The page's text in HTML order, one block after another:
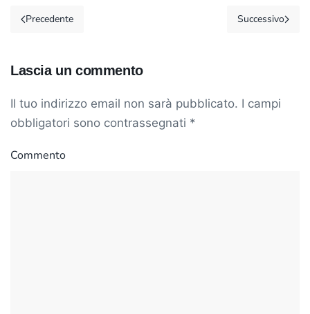
Precedente Successivo
Lascia un commento
Il tuo indirizzo email non sarà pubblicato. I campi
obbligatori sono contrassegnati *
Commento